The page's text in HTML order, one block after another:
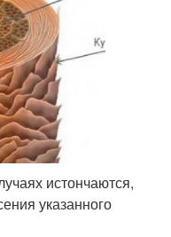
истончаются,
указанного